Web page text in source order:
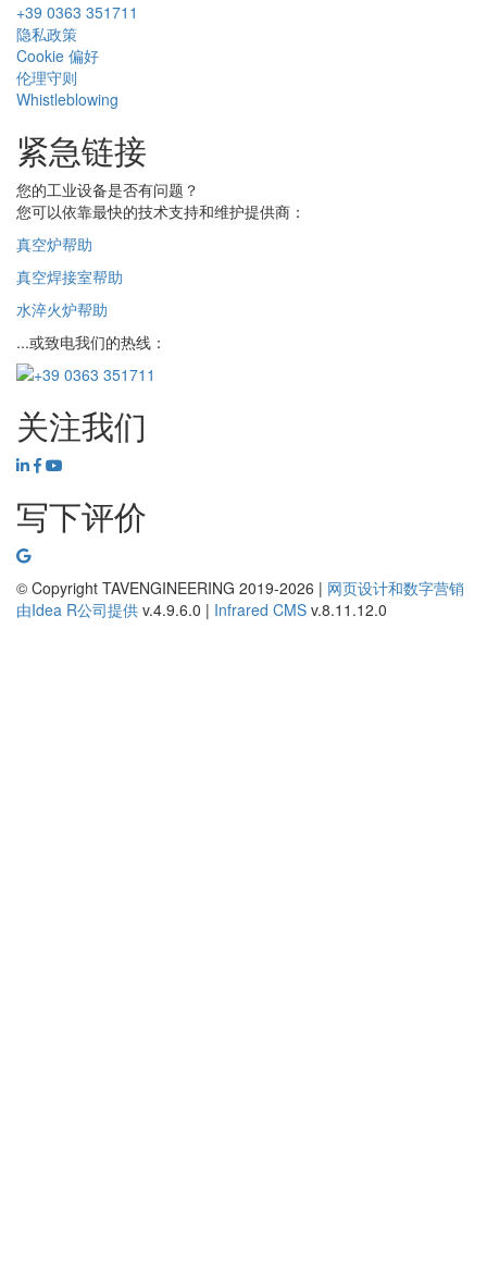
+39 0363 351711
隐私政策
Cookie 偏好
伦理守则
Whistleblowing
紧急链接
您的工业设备是否有问题？
您可以依靠最快的技术支持和维护提供商：
真空炉帮助
真空焊接室帮助
水淬火炉帮助
...或致电我们的热线：
关注我们
写下评价
© Copyright TAVENGINEERING 2019-2026 | 网页设计和数字营销
由Idea R公司提供 v.4.9.6.0 | Infrared CMS v.8.11.12.0